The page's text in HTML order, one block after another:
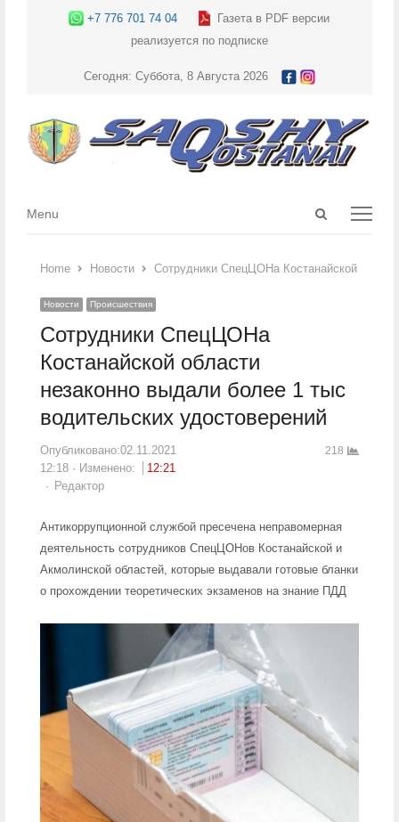
+7 776 701 74 04
Газета в PDF версии
реализуется по подписке
Сегодня: Суббота, 8 Августа 2026
Open
Menu
Menu
Home Новости Сотрудники СпецЦОНа Костанайской
Новости Происшествия
Сотрудники СпецЦОНа
Костанайской области
незаконно выдали более 1 тыс
водительских удостоверений
Опубликовано:02.11.2021
12:18
Изменено:
12:21
Author
Редактор
218
Антикоррупционной службой пресечена неправомерная
деятельность сотрудников СпецЦОНов Костанайской и
Акмолинской областей, которые выдавали готовые бланки
о прохождении теоретических экзаменов на знание ПДД